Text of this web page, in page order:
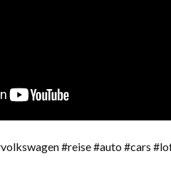
#reise #auto #cars